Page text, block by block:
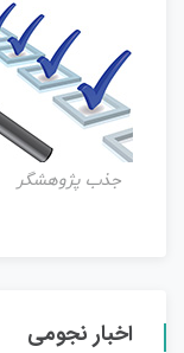
جذب پژوهشگر
اخبار نجومی